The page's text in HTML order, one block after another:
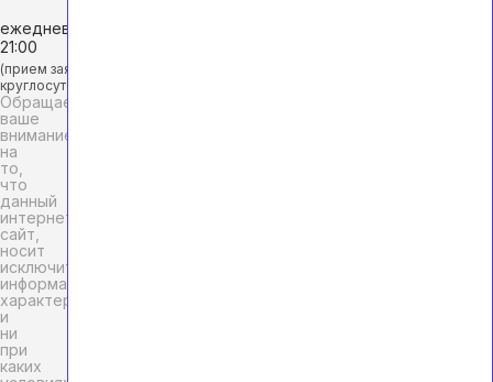
ежедневно с 9:00 до
21:00
(прием заявок
круглосуточно)
Обращаем
ваше
внимание
на
то,
что
данный
интернет-
сайт,
носит
исключительно
информационный
характер
и
ни
при
каких